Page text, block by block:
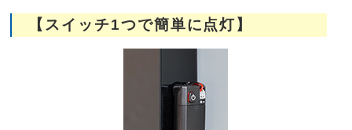
【スイッチ1つで簡単に点灯】